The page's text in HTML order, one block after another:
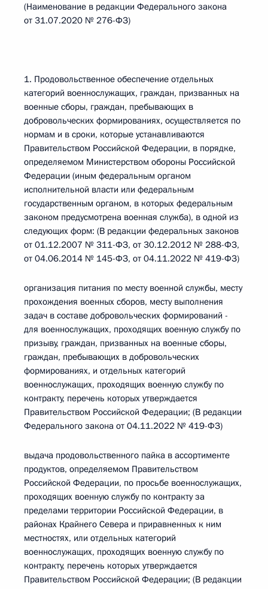
(Наименование в редакции Федерального закона
от 31.07.2020 № 276-ФЗ)
1. Продовольственное обеспечение отдельных
категорий военнослужащих, граждан, призванных на
военные сборы, граждан, пребывающих в
добровольческих формированиях, осуществляется по
нормам и в сроки, которые устанавливаются
Правительством Российской Федерации, в порядке,
определяемом Министерством обороны Российской
Федерации (иным федеральным органом
исполнительной власти или федеральным
государственным органом, в которых федеральным
законом предусмотрена военная служба), в одной из
следующих форм: (В редакции федеральных законов
от 01.12.2007 № 311-ФЗ, от 30.12.2012 № 288-ФЗ,
от 04.06.2014 № 145-ФЗ, от 04.11.2022 № 419-ФЗ)
организация питания по месту военной службы, месту
прохождения военных сборов, месту выполнения
задач в составе добровольческих формирований -
для военнослужащих, проходящих военную службу по
призыву, граждан, призванных на военные сборы,
граждан, пребывающих в добровольческих
формированиях, и отдельных категорий
военнослужащих, проходящих военную службу по
контракту, перечень которых утверждается
Правительством Российской Федерации; (В редакции
Федерального закона от 04.11.2022 № 419-ФЗ)
выдача продовольственного пайка в ассортименте
продуктов, определяемом Правительством
Российской Федерации, по просьбе военнослужащих,
проходящих военную службу по контракту за
пределами территории Российской Федерации, в
районах Крайнего Севера и приравненных к ним
местностях, или отдельных категорий
военнослужащих, проходящих военную службу по
контракту, перечень которых утверждается
Правительством Российской Федерации; (В редакции